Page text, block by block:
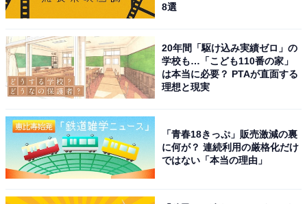
8選
20年間「駆け込み実績ゼロ」の
学校も…「こども110番の家」
は本当に必要？ PTAが直面する
理想と現実
「青春18きっぷ」販売激減の裏
に何が？ 連続利用の厳格化だけ
ではない「本当の理由」